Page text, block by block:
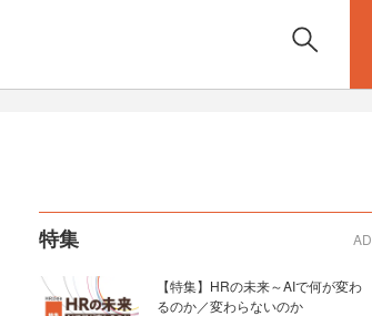
特集 AD
【特集】HRの未来～AIで何が変わ
るのか／変わらないのか